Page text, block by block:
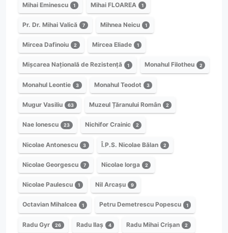
Mihai Eminescu 1 Mihai FLOAREA 1
Pr. Dr. Mihai Valică 7 Mihnea Neicu 1
Mircea Dafinoiu 2 Mircea Eliade 1
Mișcarea Națională de Rezistență 1 Monahul Filotheu 2
Monahul Leontie 3 Monahul Teodot 3
Mugur Vasiliu 63 Muzeul Țăranului Român 2
Nae Ionescu 23 Nichifor Crainic 2
Nicolae Antonescu 3 Î.P.S. Nicolae Bălan 2
Nicolae Georgescu 7 Nicolae Iorga 2
Nicolae Paulescu 1 Nil Arcașu 9
Octavian Mihalcea 1 Petru Demetrescu Popescu 1
Radu Gyr 26 Radu Ilaș 4 Radu Mihai Crișan 2